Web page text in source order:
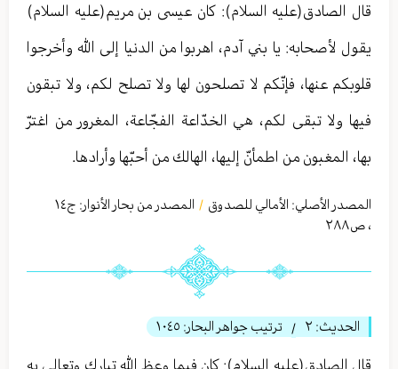
قال الصادق(عليه السلام): كان عيسى بن مريم(عليه السلام)
يقول لأصحابه: يا بني آدم، اهربوا من الدنيا إلى الله وأخرجوا
قلوبكم عنها، فإنّكم لا تصلحون لها ولا تصلح لكم، ولا تبقون
فيها ولا تبقى لكم، هي الخدّاعة الفجّاعة، المغرور من اغترّ
بها، المغبون من اطمأنّ إليها، الهالك من أحبّها وأرادها.
المصدر الأصلي: الأمالي للصدوق / المصدر من بحار الأنوار: ج١٤
، ص٢٨٨
الحديث: ٢ / ترتيب جواهر البحار: ١٠٤٥
قال الصادق(عليه السلام): كان فيما وعظ الله تبارك وتعالی به